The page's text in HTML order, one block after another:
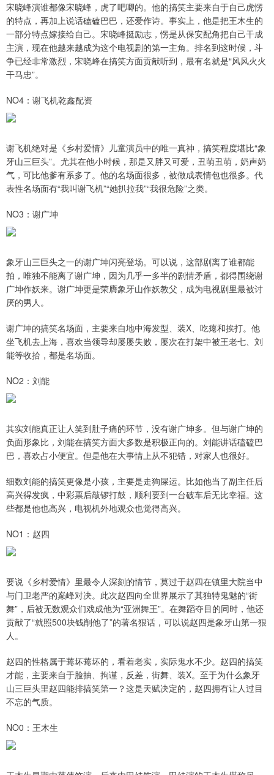
宋晓峰演谁都像宋晓峰，虎了吧唧的。他的搞笑主要来自于自己虎愣
的特点，再加上说话磕磕巴巴，还爱作诗。事实上，他是把王木生的
一部分特点嫁接给自己。宋晓峰挺励志，愣是从保安配角把自己干成
主演，现在他越来越成为这个电视剧的第一主角。排名到这时候，斗
争已经非常激烈，宋晓峰在搞笑方面贡献听到，最有名就是“风风火火
干马忠”。
NO4：谢飞机乾鑫配资
谢飞机绝对是《乡村爱情》儿童演员中的唯一真神，搞笑程度堪比“象
牙山三巨头”。尤其在他小时候，那是又胖又可爱，丑萌丑萌，奶声奶
气，可比他爹有系多了。他的名场面很多，被做成表情包也很多。代
表性名场面有“我叫谢飞机”“她扒拉我”“我很危险”之类。
NO3：谢广坤
象牙山三巨头之一的谢广坤闪亮登场。可以说，这部剧离了谁都能
拍，唯独不能离了谢广坤，因为几乎一多半的剧情矛盾，都得围绕谢
广坤作妖来。谢广坤更是荣膺象牙山作妖教父，成为电视剧里最被讨
厌的男人。
谢广坤的搞笑名场面，主要来自地中海发型、装X、吃瘪和挨打。他
坐飞机去上海，喜欢当领导却屡屡失败，屡次在打架中被王老七、刘
能等收拾，都是名场面。
NO2：刘能
其实刘能真正让人笑到肚子痛的环节，没有谢广坤多。但与谢广坤的
负面形象比，刘能在搞笑方面大多数是积极正向的。刘能讲话磕磕巴
巴，喜欢占小便宜。但是他在大事情上从不犯错，对家人也很好。
细数刘能的搞笑更像是小孩，主要是走狗屎运。比如他当了副主任后
高兴得发疯，中彩票后敲锣打鼓，顺利要到一台破车后无比幸福。这
些都是他也高兴，电视机外地观众也觉得高兴。
NO1：赵四
要说《乡村爱情》里最令人深刻的情节，莫过于赵四在镇里大院当中
与门卫老严的巅峰对决。此次赵四向全世界展示了其独特鬼魅的“街
舞”，后被无数观众们戏成他为“亚洲舞王”。在舞蹈夺目的同时，他还
贡献了“就照500块钱削他了”的著名狠话，可以说赵四是象牙山第一狠
人。
赵四的性格属于蔫坏蔫坏的，看着老实，实际鬼水不少。赵四的搞笑
才能，主要来自于脸抽、拘谨，反差，街舞、装X。至于为什么象牙
山三巨头里赵四能排搞笑第一？这是天赋决定的，赵四拥有让人过目
不忘的气质。
NO0：王木生